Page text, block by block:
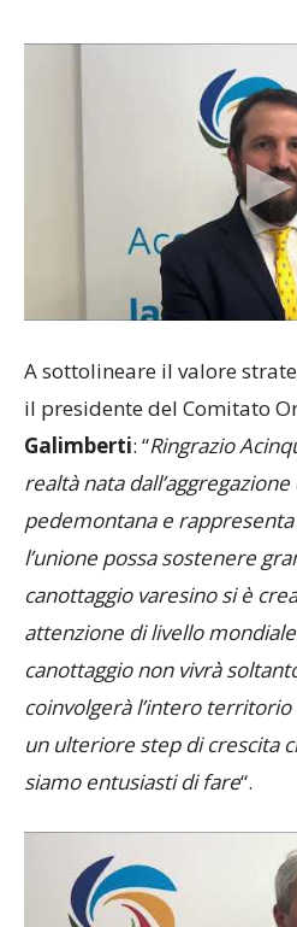
A sottolineare il valore
il presidente del Comitato
Galimberti: “Ringrazio
realtà nata
pedemontana e
l’unione possa sostenere
canottaggio varesino si è
attenzione di livello
canottaggio non vivrà
coinvolgerà l’intero territorio
un ulteriore step di crescita
siamo entusiasti di fare“.